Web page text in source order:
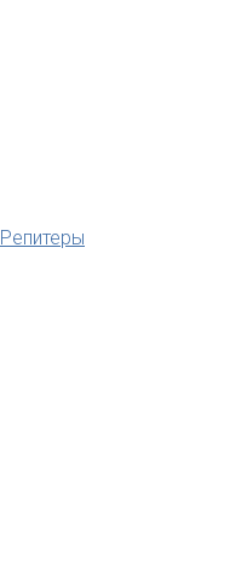
Репитеры